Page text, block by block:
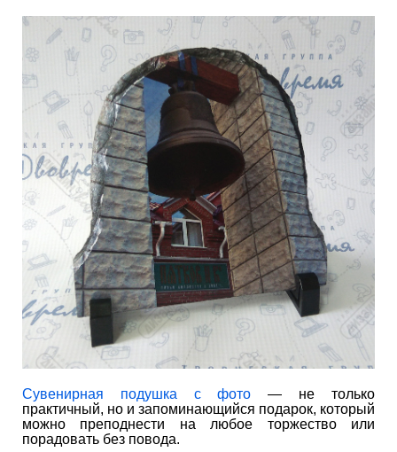
Сувенирная подушка с фото — не только
практичный, но и запоминающийся подарок, который
можно преподнести на любое торжество или
порадовать без повода.